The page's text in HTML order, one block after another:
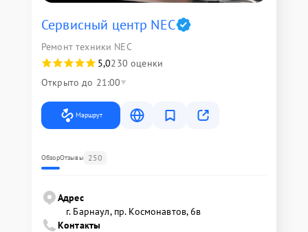
Сервисный центр NEC
Ремонт техники NEC
5,0230 оценки
Открыто до 21:00
Маршрут
ОбзорОтзывы 250
Адрес
г. Барнаул, ​пр. Космонавтов, 6в
Контакты